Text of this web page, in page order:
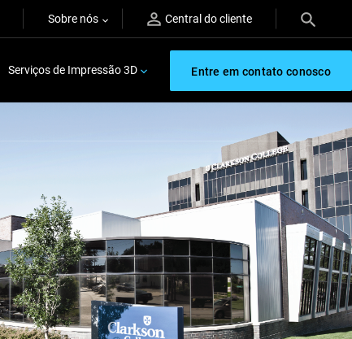
Sobre nós Central do cliente
Serviços de Impressão 3D Entre em contato conosco